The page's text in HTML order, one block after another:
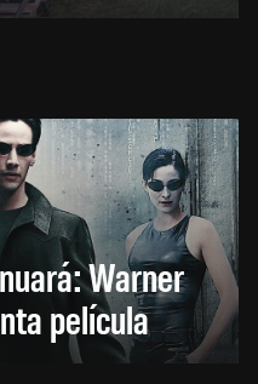
Warner
película